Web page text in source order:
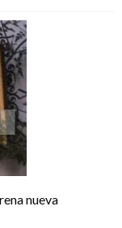
nueva